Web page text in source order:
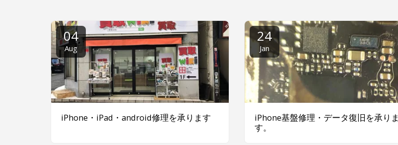
04
Aug
iPhone・iPad・android修理を承ります
24
Jan
iPhone基盤修理・データ復旧を承りま
す。